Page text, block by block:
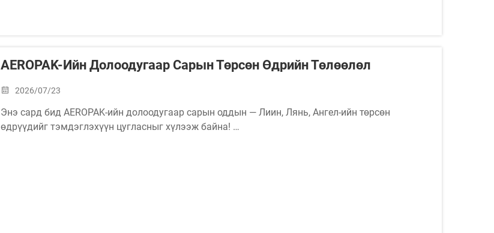
AEROPAK-Ийн Долоодугаар Сарын Төрсөн Өдрийн Төлөөлөл
2026/07/23
Энэ сард бид AEROPAK-ийн долоодугаар сарын оддын — Лиин, Лянь, Ангел-ийн төрсөн
өдрүүдийг тэмдэглэхүүн цугласныг хүлээж байна!